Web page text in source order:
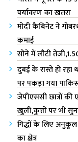
पर्यावरण का खतरा
मोदी कैबिनेट ने
कमाई
सोने में लौटी
दुबई के रास्ते हो रहा
पर पकड़ा गया
जेपीएससी छात्रों
खुली,कुत्तों पर भी
गिद्धों के लिए अनुकूल
का क्षेत्र